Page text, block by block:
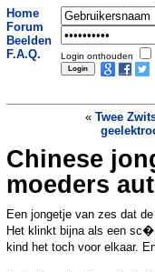
Home
Forum
Beelden
F.A.Q.
Login onthouden
« Twee
Chinese
moeders
Een jongetje van zes dat
Het klinkt bijna als een
kind het toch voor elkaar.